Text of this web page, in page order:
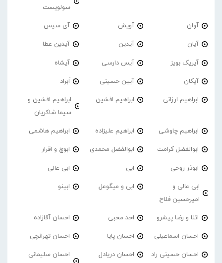
سولویست
آوان آویش آی سیس
آیان آیدین آیدین عطا
آیریک بویز آیس دارسی آیشاه
آیکان آیین حسینی اَبراد
ابراهیم ارزانی ابراهیم افشین
ابراهیم افشین و
سیما شاکریان
ابراهیم چاوشی ابراهیم علیزاده ابراهیم هاشمی
ابوالفضل کرامت ابوالفضل محمدی ابوچ و اقرار
ابوذر روحی ابی ابی عالی
ابی عالی و
امیرحسین فلاح
ابی و میگوعل ابینو
اثنا و رضا پیشرو احد محبی احسان آقازاده
احسان اسماعیلی احسان پایا احسان تهرانچی
احسان حسینی راد احسان دریادل
احسان سلیمانی